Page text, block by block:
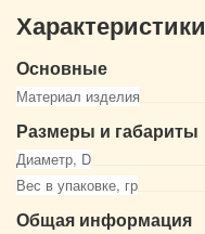
Характеристики
Основные
Материал изделия
Размеры и габариты
Диаметр, D
Вес в упаковке, гр
Общая информация